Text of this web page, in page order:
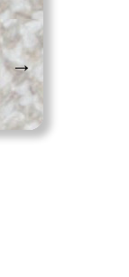
→